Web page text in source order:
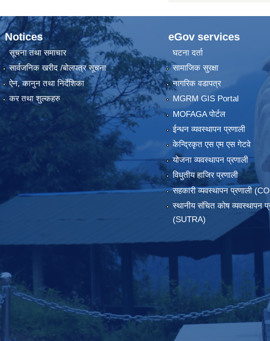
Notices
सूचना तथा समाचार
सार्वजनिक खरीद /बोलपत्र सूचना
ऐन, कानुन तथा निर्देशिका
कर तथा शुल्कहरु
eGov services
घटना दर्ता
सामाजिक सुरक्षा
नागरिक वडापत्र
MGRM GIS Portal
MOFAGA पोर्टल
ईन्धन व्यवस्थापन प्रणाली
केन्द्रिकृत एस एम एस गेटवे
योजना व्यवस्थापन प्रणाली
विधुतीय हाजिर प्रणाली
सहकारी व्यवस्थापन प्रणाली
स्थानीय संचित कोष व्यवस्थापन
(SUTRA)